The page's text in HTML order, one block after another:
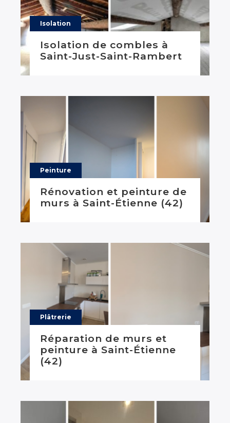
Isolation
Isolation de combles à
Saint-Just-Saint-Rambert
Peinture
Rénovation et peinture de
murs à Saint-Étienne (42)
Plâtrerie
Réparation de murs et
peinture à Saint-Étienne
(42)